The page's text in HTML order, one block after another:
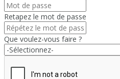
Retapez le mot de passe
Que voulez-vous faire ?